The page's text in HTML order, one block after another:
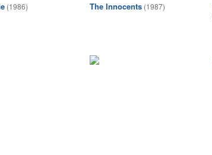
(1986) The Innocents (1987)